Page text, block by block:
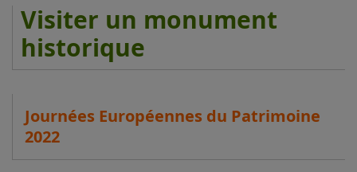
Visiter un monument
historique
Journées Européennes du Patrimoine
2022